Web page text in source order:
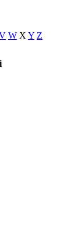
W X Y Z